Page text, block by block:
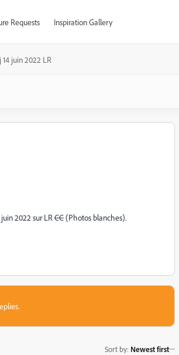
Requests Inspiration Gallery
juin 2022 LR
2022 sur LR CC(Photos blanches).
Sort by: Newest first